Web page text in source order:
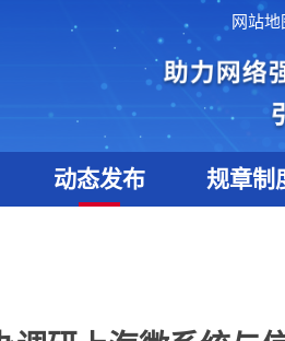
网站地
动态发布 规章制